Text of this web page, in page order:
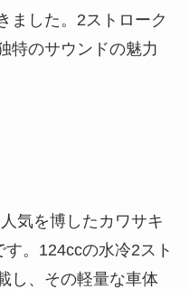
ました。2ストローク
特のサウンドの魅力
気を博したカワサキ
。124ccの水冷2スト
し、その軽量な車体